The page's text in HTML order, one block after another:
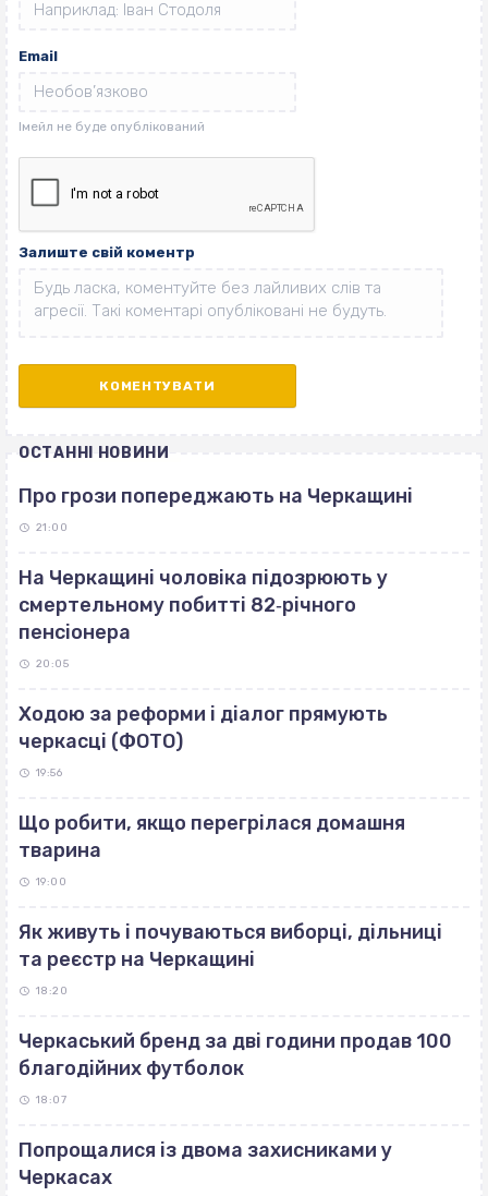
Email
Залиште свій коментр
ОСТАННІ НОВИНИ
Про грози попереджають на Черкащині
21:00
На Черкащині чоловіка підозрюють у
смертельному побитті 82‐річного
пенсіонера
20:05
Ходою за реформи і діалог прямують
черкасці (ФОТО)
19:56
Що робити, якщо перегрілася домашня
тварина
19:00
Як живуть і почуваються виборці, дільниці
та реєстр на Черкащині
18:20
Черкаський бренд за дві години продав 100
благодійних футболок
18:07
Попрощалися із двома захисниками у
Черкасах